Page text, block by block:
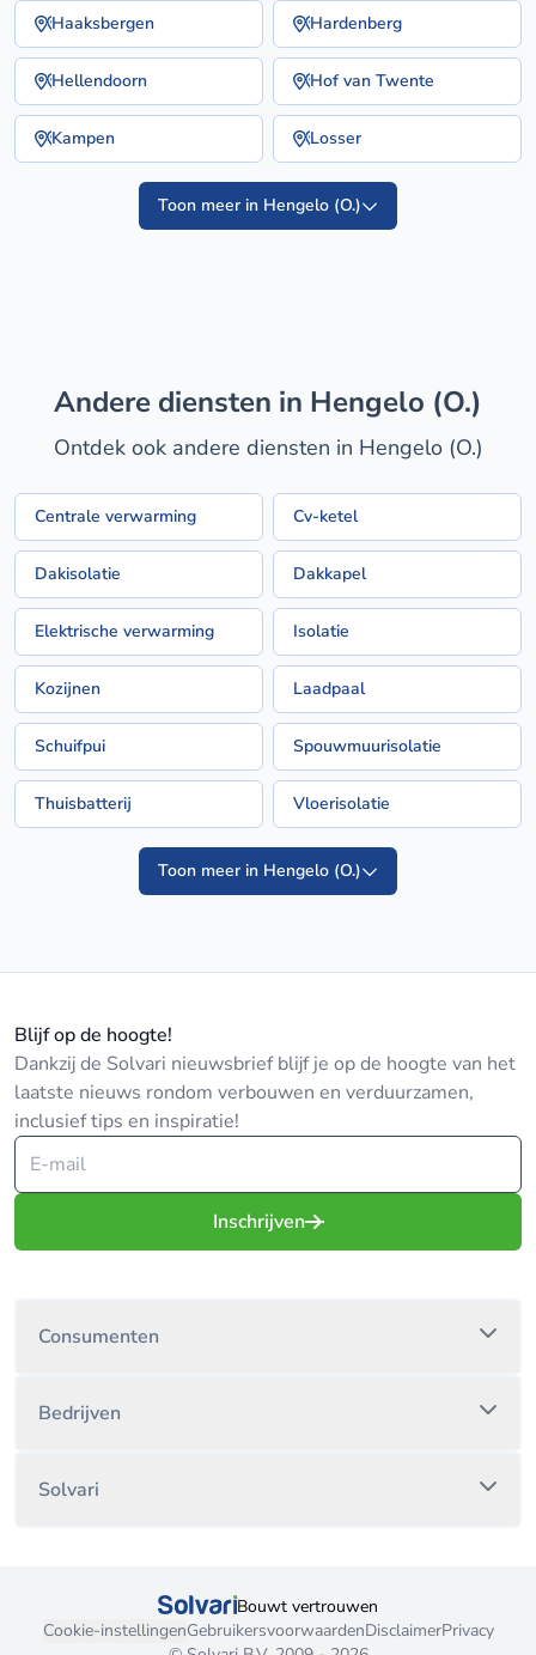
Haaksbergen Hardenberg
Hellendoorn Hof van Twente
Kampen Losser
Toon meer in Hengelo (O.)
Andere diensten in Hengelo (O.)
Ontdek ook andere diensten in Hengelo (O.)
Centrale verwarming Cv-ketel
Dakisolatie Dakkapel
Elektrische verwarming Isolatie
Kozijnen Laadpaal
Schuifpui Spouwmuurisolatie
Thuisbatterij Vloerisolatie
Toon meer in Hengelo (O.)
Blijf op de hoogte!
Dankzij de Solvari nieuwsbrief blijf je op de hoogte van het
laatste nieuws rondom verbouwen en verduurzamen,
inclusief tips en inspiratie!
Inschrijven
Consumenten
Bedrijven
Solvari
Bouwt vertrouwen
Cookie-instellingenGebruikersvoorwaardenDisclaimerPrivacy